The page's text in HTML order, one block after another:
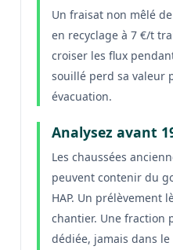
Un fraisat non mêlé
en recyclage à 7 €/t
croiser les flux
souillé perd sa valeur
évacuation.
Analysez avant
Les chaussées
peuvent contenir du
HAP. Un prélèvement
chantier. Une fraction
dédiée, jamais dans